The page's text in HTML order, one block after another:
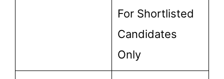
For Shortlisted
Candidates
Only